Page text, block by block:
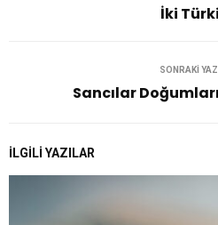
İki
SONRAKI YAZI
Sancılar
İLGILI YAZILAR